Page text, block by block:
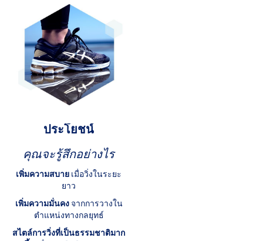
ประโยชน์
คุณจะรู้สึกอย่างไร
เพิ่มความสบาย เมื่อวิ่งในระยะ
ยาว
เพิ่มความมั่นคง จากการวางใน
ตำแหน่งทางกลยุทธ์
สไตล์การวิ่งที่เป็นธรรมชาติมาก